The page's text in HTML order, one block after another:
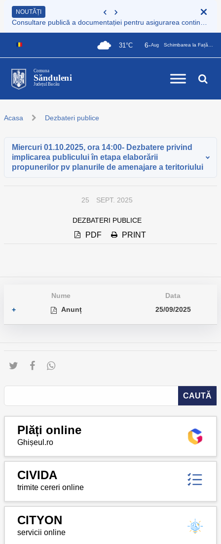
NOUTĂȚI
31°C 6-Aug
Comuna
Sănduleni
Județul Bacău
Acasa Dezbateri publice
Miercuri 01.10.2025, ora 14:00- Dezbatere privind
implicarea publicului în etapa elaborării
propunerilor pv planurile de amenajare a teritoriului
25 SEPT. 2025
DEZBATERI PUBLICE
PDF PRINT
Nume
Data
+
Anunț 25/09/2025
Plăți online
Ghișeul.ro
CIVIDA
trimite cereri online
CITYON
servicii online